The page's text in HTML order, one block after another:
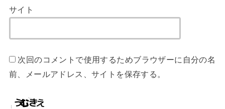
サイト
次回のコメントで使用するためブラウザーに自分の名
前、メールアドレス、サイトを保存する。